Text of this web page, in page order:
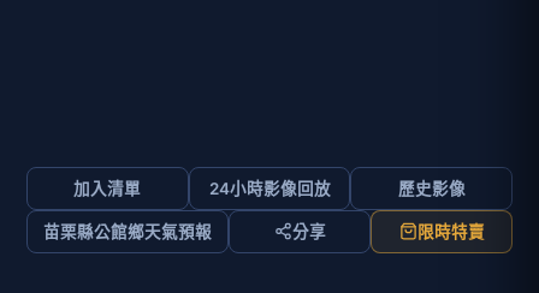
加入清單 24小時影像回放 歷史影像
苗栗縣公館鄉天氣預報 分享 限時特賣